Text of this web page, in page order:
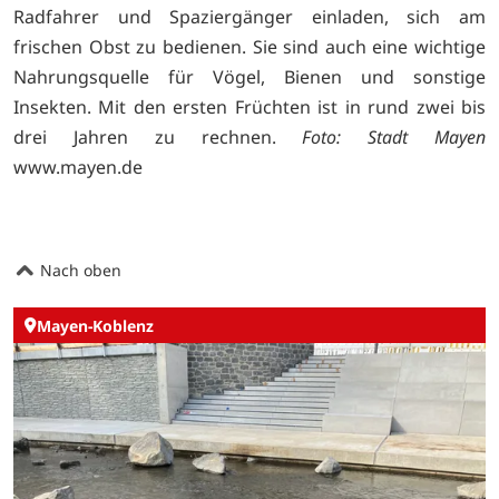
Radfahrer und Spaziergänger einladen, sich am
frischen Obst zu bedienen. Sie sind auch eine wichtige
Nahrungsquelle für Vögel, Bienen und sonstige
Insekten. Mit den ersten Früchten ist in rund zwei bis
drei Jahren zu rechnen.Foto: Stadt Mayen
www.mayen.de
Nach oben
Mayen-Koblenz